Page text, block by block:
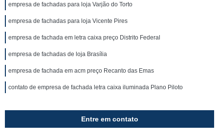
empresa de fachadas para loja Varjão do Torto
empresa de fachadas para loja Vicente Pires
empresa de fachada em letra caixa preço Distrito Federal
empresa de fachadas de loja Brasília
empresa de fachada em acm preço Recanto das Emas
contato de empresa de fachada letra caixa iluminada Plano Piloto
Entre em contato